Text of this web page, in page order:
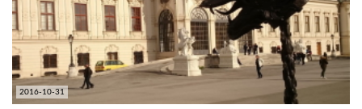
AUSZTRÁLIA
A VILÁG ITTHON
2016-10-31